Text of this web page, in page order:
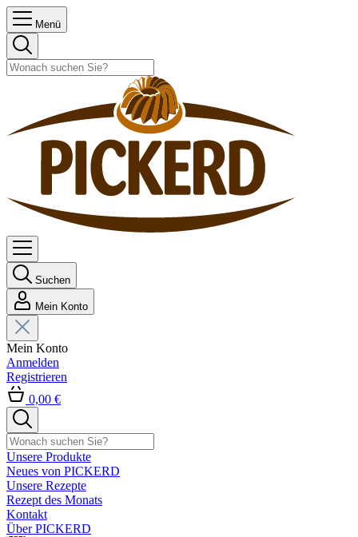
Menü
Suchen
Mein Konto
Mein Konto
Anmelden
Registrieren
0,00 €
Unsere Produkte
Neues von PICKERD
Unsere Rezepte
Rezept des Monats
Kontakt
Über PICKERD